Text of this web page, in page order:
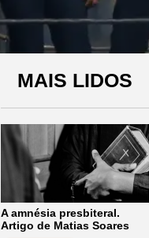
MAIS LIDOS
A amnésia presbiteral.
Artigo de Matias Soares